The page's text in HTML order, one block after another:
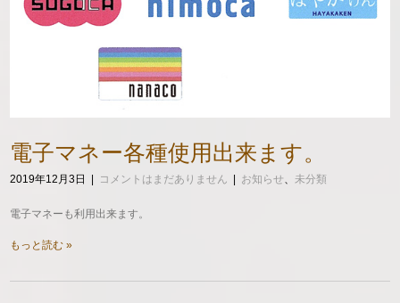
電子マネー各種使用出来ます。
2019年12月3日 コメントはまだありません お知らせ、 未分類
電子マネーも利用出来ます。
もっと読む »